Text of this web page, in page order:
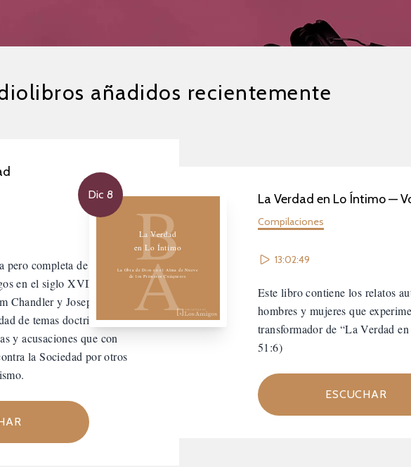
añadidos recientemente
completa de los principios
en el siglo XVII, escrita por
Chandler y Joseph Hodges
de temas doctrinales, en
y acusaciones que con
la Sociedad por otros
Dic 8
Biblioteca de los Amigos
B
A
La Verdad
en Lo Íntimo
La Obra de Dios en el Alma de Nueve
de los Primeros Cuáqueros
La Verdad en Lo Íntimo —
Compilaciones
13:02:49
Este libro contiene los relatos
hombres y mujeres que
transformador de “La Verdad
51:6)
ESCUCHAR